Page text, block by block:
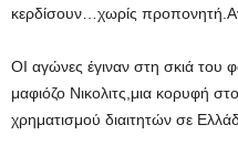
κερδίσουν…χωρίς
ΟΙ αγώνες έγιναν στη σκιά του
μαφιόζο Νικολιτς,μια κορυφή
χρηματισμού διαιτητών σε